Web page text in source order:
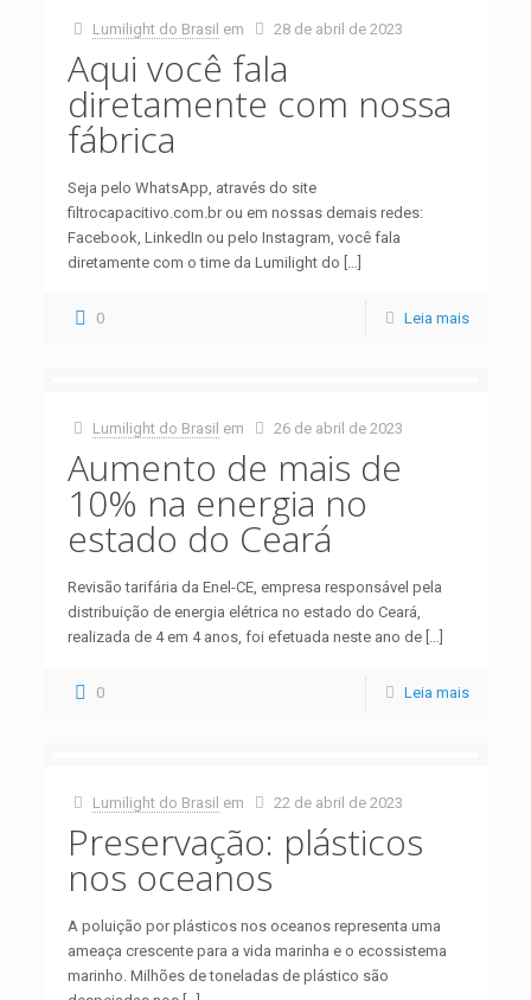
Lumilight do Brasil em 28 de abril de 2023
Aqui você fala
diretamente com nossa
fábrica
Seja pelo WhatsApp, através do site
filtrocapacitivo.com.br ou em nossas demais redes:
Facebook, LinkedIn ou pelo Instagram, você fala
diretamente com o time da Lumilight do […]
0 Leia mais
Lumilight do Brasil em 26 de abril de 2023
Aumento de mais de
10% na energia no
estado do Ceará
Revisão tarifária da Enel-CE, empresa responsável pela
distribuição de energia elétrica no estado do Ceará,
realizada de 4 em 4 anos, foi efetuada neste ano de […]
0 Leia mais
Lumilight do Brasil em 22 de abril de 2023
Preservação: plásticos
nos oceanos
A poluição por plásticos nos oceanos representa uma
ameaça crescente para a vida marinha e o ecossistema
marinho. Milhões de toneladas de plástico são